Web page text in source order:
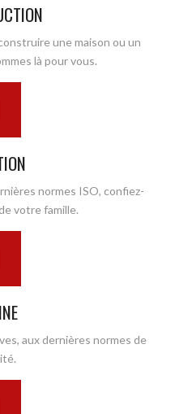
une maison ou un
là pour vous.
normes ISO, confiez-
votre famille.
aux dernières normes de